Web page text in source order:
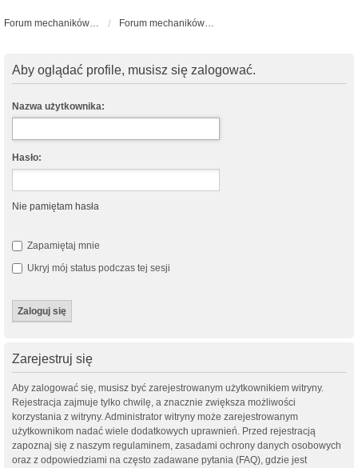
Forum mechaników samochodowych - forum-mechaniczne.pl Forum mechaników samochodowych
Aby oglądać profile, musisz się zalogować.
Nazwa użytkownika:
Hasło:
Nie pamiętam hasła
Zapamiętaj mnie
Ukryj mój status podczas tej sesji
Zarejestruj się
Aby zalogować się, musisz być zarejestrowanym użytkownikiem witryny.
Rejestracja zajmuje tylko chwilę, a znacznie zwiększa możliwości
korzystania z witryny. Administrator witryny może zarejestrowanym
użytkownikom nadać wiele dodatkowych uprawnień. Przed rejestracją
zapoznaj się z naszym regulaminem, zasadami ochrony danych osobowych
oraz z odpowiedziami na często zadawane pytania (FAQ), gdzie jest